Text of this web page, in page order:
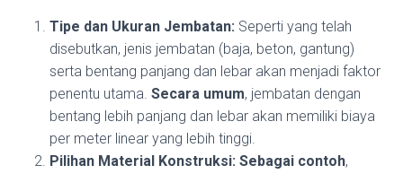
Tipe dan Ukuran Jembatan: Seperti yang telah
disebutkan, jenis jembatan (baja, beton, gantung)
serta bentang panjang dan lebar akan menjadi faktor
penentu utama. Secara umum, jembatan dengan
bentang lebih panjang dan lebar akan memiliki biaya
per meter linear yang lebih tinggi.
Pilihan Material Konstruksi: Sebagai contoh,